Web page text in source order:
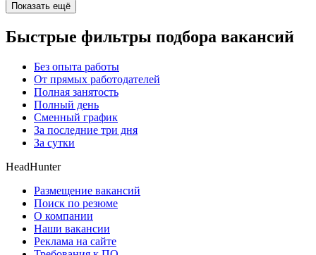
Показать ещё
Быстрые фильтры подбора вакансий
Без опыта работы
От прямых работодателей
Полная занятость
Полный день
Сменный график
За последние три дня
За сутки
HeadHunter
Размещение вакансий
Поиск по резюме
О компании
Наши вакансии
Реклама на сайте